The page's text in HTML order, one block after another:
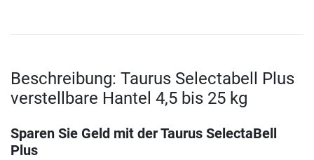
Beschreibung: Taurus Selectabell Plus
verstellbare Hantel 4,5 bis 25 kg
Sparen Sie Geld mit der Taurus SelectaBell
Plus